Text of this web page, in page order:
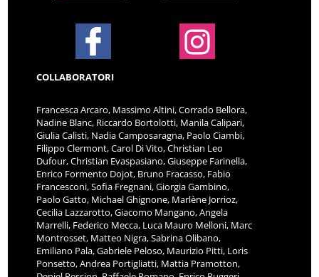
COLLABORATORI
Francesca Arcaro, Massimo Altini, Corrado Bellora,
Nadine Blanc, Riccardo Bortolotti, Manila Calipari,
Giulia Calisti, Nadia Camposaragna, Paolo Ciambi,
Filippo Clermont, Carol Di Vito, Christian Leo
Dufour, Christian Evaspasiano, Giuseppe Farinella,
Enrico Formento Dojot, Bruno Fracasso, Fabio
Francesconi, Sofia Fregnani, Giorgia Gambino,
Paolo Gatto, Michael Ghignone, Marlène Jorrioz,
Cecilia Lazzarotto, Giacomo Mangano, Angela
Marrelli, Federico Mecca, Luca Mauro Melloni, Marc
Montrosset, Matteo Nigra, Sabrina Olibano,
Emiliano Pala, Gabriele Peloso, Maurizio Pitti, Loris
Ponsetto, Andrea Portigliatti, Mattia Pramotton,